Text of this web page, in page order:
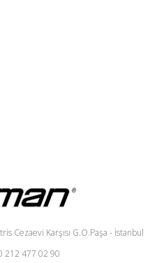
Cezaevi Karşısı G.O.Paşa - İstanbul
212 477 02 90